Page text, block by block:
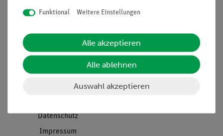
Projekte und Lösungen
Presse
Datenschutz
Impressum
Beratung & Showroom
Inventarisierungs- &
Inbetriebnahme & Schulungen
Funktional Weitere Einstellungen
Alle akzeptieren
Alle ablehnen
Auswahl akzeptieren